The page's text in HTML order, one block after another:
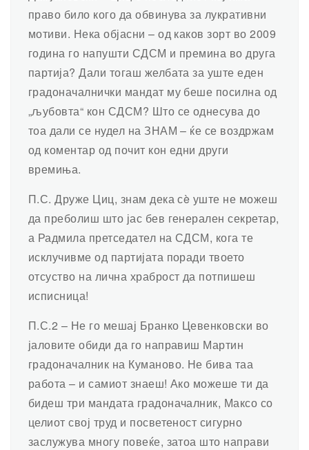
право било кого да обвинува за лукративни
мотиви. Нека објасни – од каков зорт во 2009
година го напушти СДСМ и премина во друга
партија? Дали тогаш желбата за уште еден
градоначалнички мандат му беше посилна од
„љубовта“ кон СДСМ? Што се однесува до
тоа дали се нудел на ЗНАМ – ќе се воздржам
од коментар од почит кон едни други
времиња.
П.С. Друже Циц, знам дека сè уште не можеш
да преболиш што јас бев генерален секретар,
а Радмила претседател на СДСМ, кога те
исклучивме од партијата поради твоето
отсуство на лична храброст да потпишеш
исписница!
П.С.2 – Не го мешај Бранко Цевенковски во
јаловите обиди да го направиш Мартин
градоначалник на Куманово. Не бива таа
работа – и самиот знаеш! Ако можеше ти да
бидеш три мандата градоначалник, Максо со
целиот свој труд и посветеност сигурно
заслужува многу повеќе, затоа што направи